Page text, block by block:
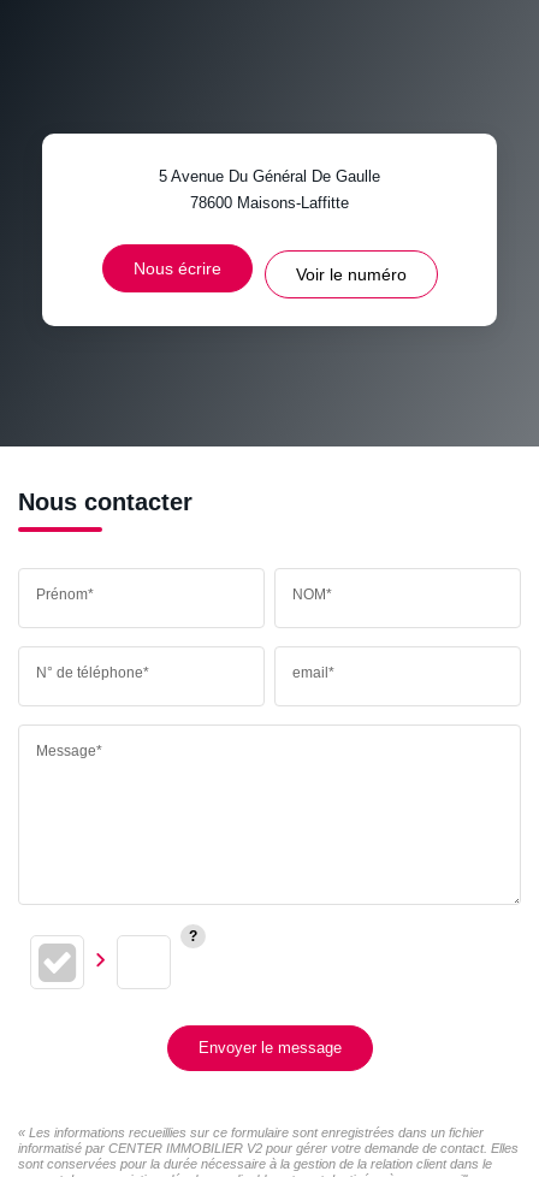
PART DES MÉNAGES SANS
VOITURE
DISTANCE DE L'AÉROPORT : SUPERFICIE :
RÉSULTATS DES LYCÉES
5 Avenue Du Général De Gaulle
78600 Maisons-Laffitte
Nous écrire Voir le numéro
Nous contacter
Prénom* NOM*
N° de téléphone* email*
Message*
Envoyer le message
« Les informations recueillies sur ce formulaire sont enregistrées dans un fichier
informatisé par CENTER IMMOBILIER V2 pour gérer votre demande de contact. Elles
sont conservées pour la durée nécessaire à la gestion de la relation client dans le